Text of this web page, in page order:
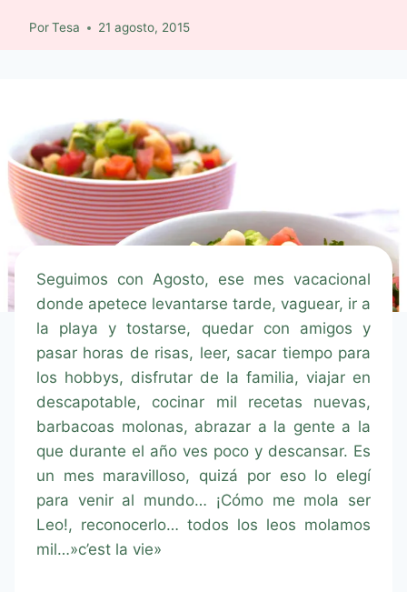
PorTesa 21 agosto, 2015
Seguimos con Agosto, ese mes vacacional
donde apetece levantarse tarde, vaguear, ir a
la playa y tostarse, quedar con amigos y
pasar horas de risas, leer, sacar tiempo para
los hobbys, disfrutar de la familia, viajar en
descapotable, cocinar mil recetas nuevas,
barbacoas molonas, abrazar a la gente a la
que durante el año ves poco y descansar. Es
un mes maravilloso, quizá por eso lo elegí
para venir al mundo… ¡Cómo me mola ser
Leo!, reconocerlo… todos los leos molamos
mil…»c’est la vie»